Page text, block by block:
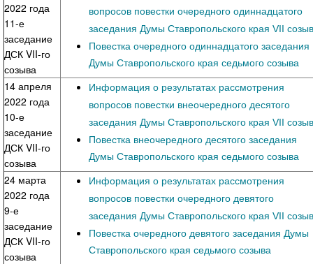
2022 года
11-е
заседание
ДСК VII-го
созыва
вопросов повестки очередного одиннадцатого
заседания Думы Ставропольского края VII
Повестка очередного одиннадцатого заседания
Думы Ставропольского края седьмого созыва
14 апреля
2022 года
10-е
заседание
ДСК VII-го
созыва
Информация о результатах рассмотрения
вопросов повестки внеочередного десятого
заседания Думы Ставропольского края VII
Повестка внеочередного десятого заседания
Думы Ставропольского края седьмого созыва
24 марта
2022 года
9-е
заседание
ДСК VII-го
созыва
Информация о результатах рассмотрения
вопросов повестки очередного девятого
заседания Думы Ставропольского края VII
Повестка очередного девятого заседания Думы
Ставропольского края седьмого созыва